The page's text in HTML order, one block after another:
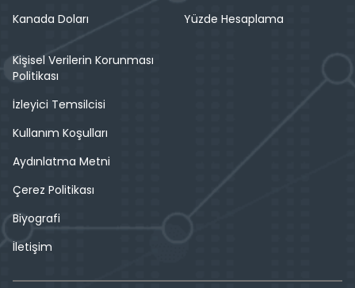
Kanada Doları
Yüzde Hesaplama
Kişisel Verilerin Korunması
Politikası
İzleyici Temsilcisi
Kullanım Koşulları
Aydınlatma Metni
Çerez Politikası
Biyografi
İletişim